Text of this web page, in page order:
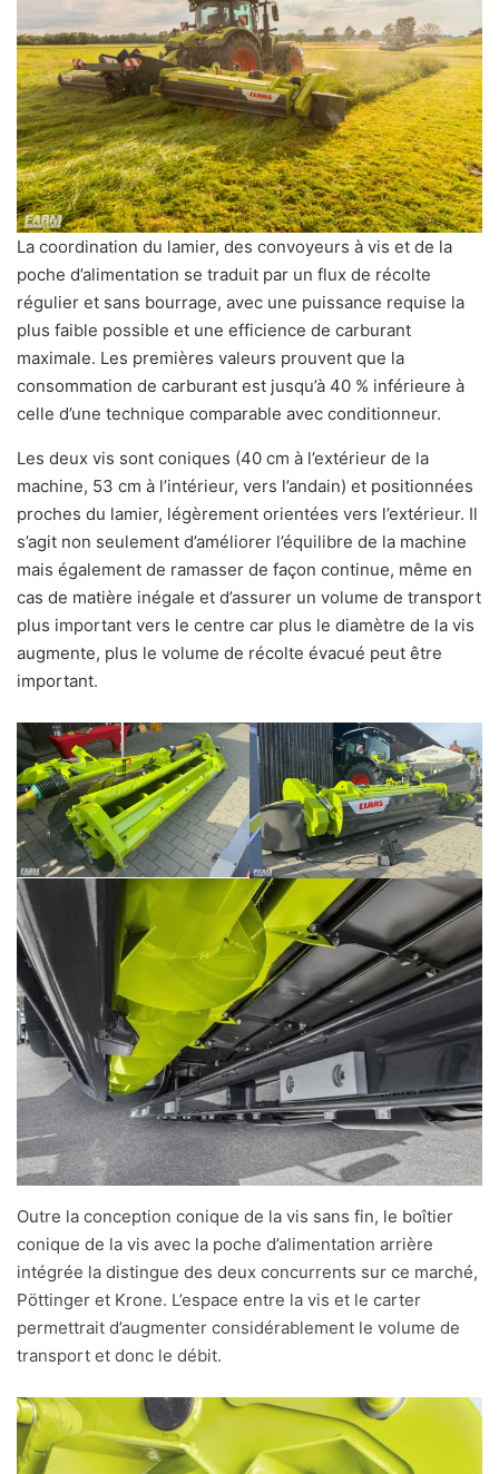
La coordination du lamier, des convoyeurs à vis et de la
poche d’alimentation se traduit par un flux de récolte
régulier et sans bourrage, avec une puissance requise la
plus faible possible et une efficience de carburant
maximale. Les premières valeurs prouvent que la
consommation de carburant est jusqu’à 40 % inférieure à
celle d’une technique comparable avec conditionneur.
Les deux vis sont coniques (40 cm à l’extérieur de la
machine, 53 cm à l’intérieur, vers l’andain) et positionnées
proches du lamier, légèrement orientées vers l’extérieur. Il
s’agit non seulement d’améliorer l’équilibre de la machine
mais également de ramasser de façon continue, même en
cas de matière inégale et d’assurer un volume de transport
plus important vers le centre car plus le diamètre de la vis
augmente, plus le volume de récolte évacué peut être
important.
Outre la conception conique de la vis sans fin, le boîtier
conique de la vis avec la poche d’alimentation arrière
intégrée la distingue des deux concurrents sur ce marché,
Pöttinger et Krone. L’espace entre la vis et le carter
permettrait d’augmenter considérablement le volume de
transport et donc le débit.